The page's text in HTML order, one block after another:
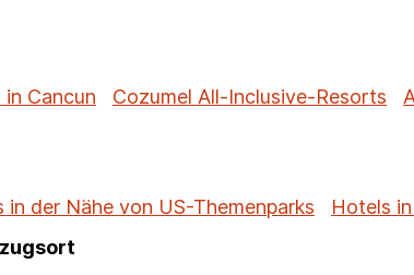
Cancun Cozumel All-Inclusive-Resorts
in der Nähe von US-Themenparks
Hotels